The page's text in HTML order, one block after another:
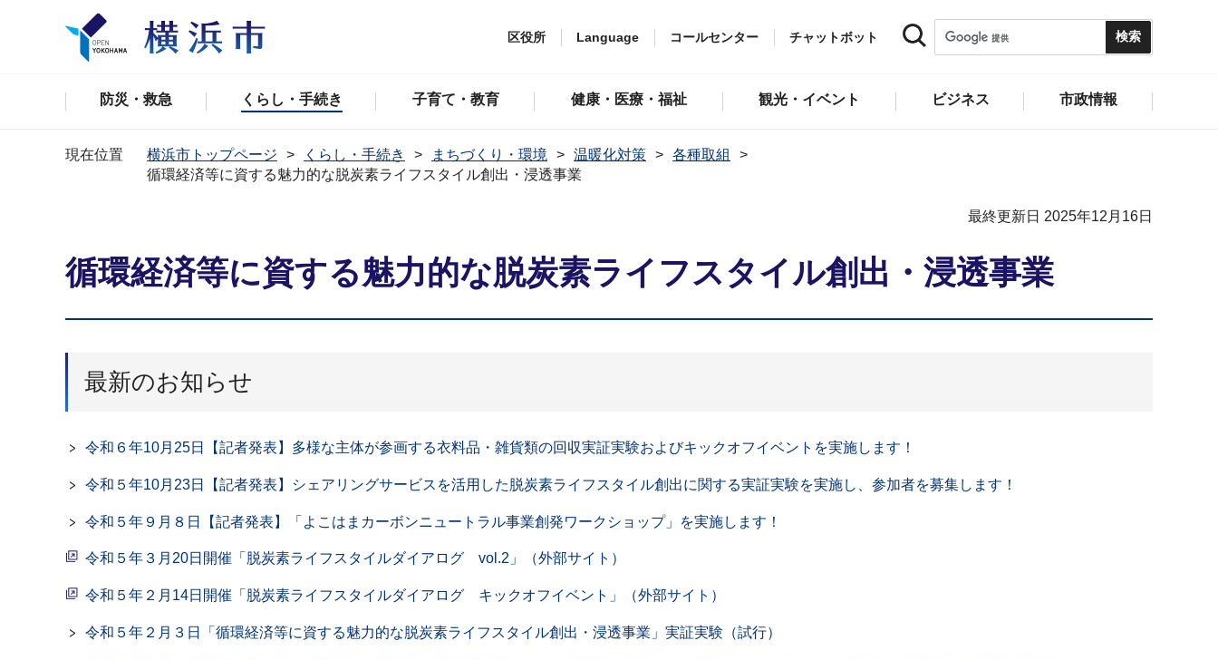
区役所 Language コールセンター チャットボット
防災・救急 くらし・手続き 子育て・教育 健康・医療・福祉 観光・イベント ビジネス 市政情報
現在位置 横浜市トップページ くらし・手続き まちづくり・環境 温暖化対策
各種取組
循環経済等に資する魅力的な脱炭素ライフスタイル創出・浸透事業
最終更新日 2025年12月16日
循環経済等に資する魅力的な脱炭素ライフスタイル創出・浸透事業
最新のお知らせ
令和６年10月25日【記者発表】多様な主体が参画する衣料品・雑貨類の回収実証実験およびキックオフイベントを実施します！
令和５年10月23日【記者発表】シェアリングサービスを活用した脱炭素ライフスタイル創出に関する実証実験を実施し、参加者を募集します！
令和５年９月８日【記者発表】「よこはまカーボンニュートラル事業創発ワークショップ」を実施します！
令和５年３月20日開催「脱炭素ライフスタイルダイアログ vol.2」（外部サイト）
令和５年２月14日開催「脱炭素ライフスタイルダイアログ キックオフイベント」（外部サイト）
令和５年２月３日「循環経済等に資する魅力的な脱炭素ライフスタイル創出・浸透事業」実証実験（試行）